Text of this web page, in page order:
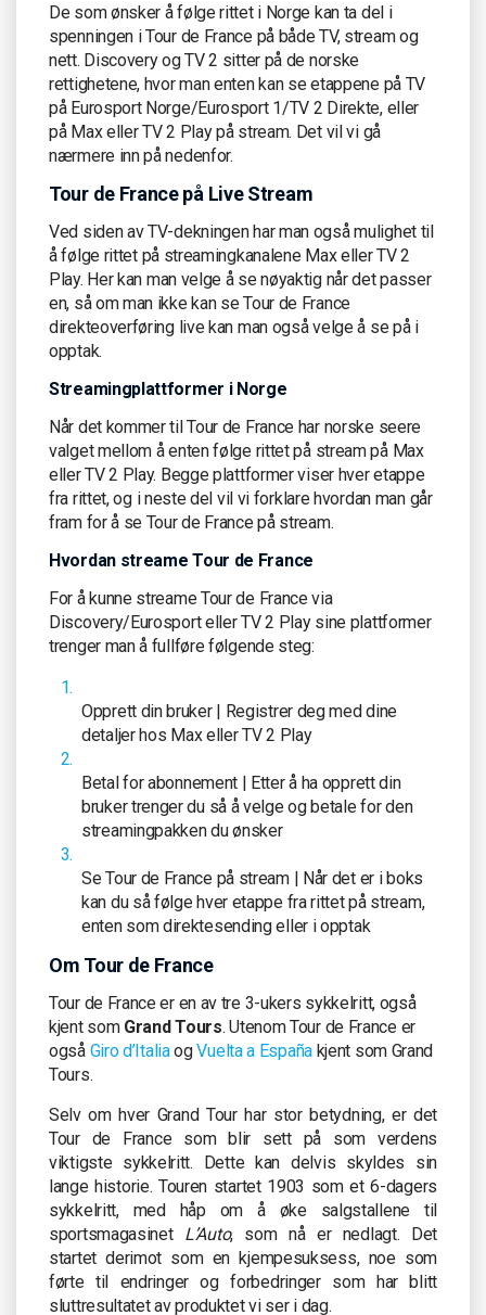
De som ønsker å følge rittet i Norge kan ta del i
spenningen i Tour de France på både TV, stream og
nett. Discovery og TV 2 sitter på de norske
rettighetene, hvor man enten kan se etappene på TV
på Eurosport Norge/Eurosport 1/TV 2 Direkte, eller
på Max eller TV 2 Play på stream. Det vil vi gå
nærmere inn på nedenfor.
Tour de France på Live Stream
Ved siden av TV-dekningen har man også mulighet til
å følge rittet på streamingkanalene Max eller TV 2
Play. Her kan man velge å se nøyaktig når det passer
en, så om man ikke kan se Tour de France
direkteoverføring live kan man også velge å se på i
opptak.
Streamingplattformer i Norge
Når det kommer til Tour de France har norske seere
valget mellom å enten følge rittet på stream på Max
eller TV 2 Play. Begge plattformer viser hver etappe
fra rittet, og i neste del vil vi forklare hvordan man går
fram for å se Tour de France på stream.
Hvordan streame Tour de France
For å kunne streame Tour de France via
Discovery/Eurosport eller TV 2 Play sine plattformer
trenger man å fullføre følgende steg:
Opprett din bruker | Registrer deg med dine
detaljer hos Max eller TV 2 Play
Betal for abonnement | Etter å ha opprett din
bruker trenger du så å velge og betale for den
streamingpakken du ønsker
Se Tour de France på stream | Når det er i boks
kan du så følge hver etappe fra rittet på stream,
enten som direktesending eller i opptak
Om Tour de France
Tour de France er en av tre 3-ukers sykkelritt, også
kjent som Grand Tours. Utenom Tour de France er
også Giro d’ItaliaogVuelta a Españakjent som Grand
Tours.
Selv om hver Grand Tour har stor betydning, er det
Tour de France som blir sett på som verdens
viktigste sykkelritt. Dette kan delvis skyldes sin
lange historie. Touren startet 1903 som et 6-dagers
sykkelritt, med håp om å øke salgstallene til
sportsmagasinet L’Auto, som nå er nedlagt. Det
startet derimot som en kjempesuksess, noe som
førte til endringer og forbedringer som har blitt
sluttresultatet av produktet vi ser i dag.